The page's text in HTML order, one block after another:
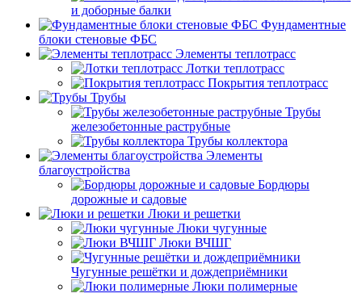
и доборные балки
Фундаментные
блоки стеновые ФБС
Элементы теплотрасс
Лотки теплотрасс
Покрытия теплотрасс
Трубы
Трубы
железобетонные раструбные
Трубы коллектора
Элементы
благоустройства
Бордюры
дорожные и садовые
Люки и решетки
Люки чугунные
Люки ВЧШГ
Чугунные решётки и дождеприёмники
Люки полимерные